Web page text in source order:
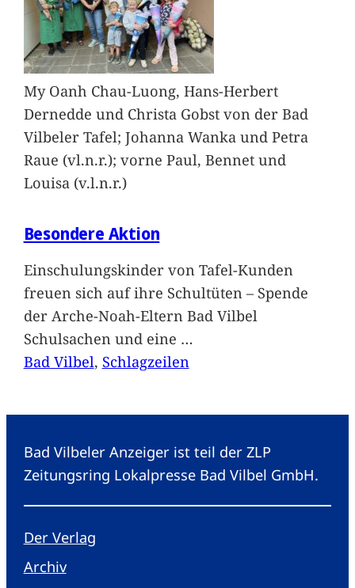
My Oanh Chau-Luong, Hans-Herbert
Dernedde und Christa Gobst von der Bad
Vilbeler Tafel; Johanna Wanka und Petra
Raue (vl.n.r.); vorne Paul, Bennet und
Louisa (v.l.n.r.)
Besondere Aktion
Einschulungskinder von Tafel-Kunden
freuen sich auf ihre Schultüten – Spende
der Arche-Noah-Eltern Bad Vilbel
Schulsachen und eine …
Bad Vilbel, Schlagzeilen
Bad Vilbeler Anzeiger ist teil der ZLP
Zeitungsring Lokalpresse Bad Vilbel GmbH.
Der Verlag
Archiv